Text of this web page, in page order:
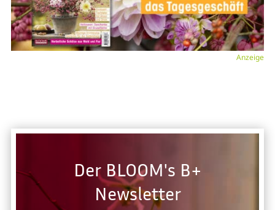
Anzeige
Der BLOOM's B+
Newsletter